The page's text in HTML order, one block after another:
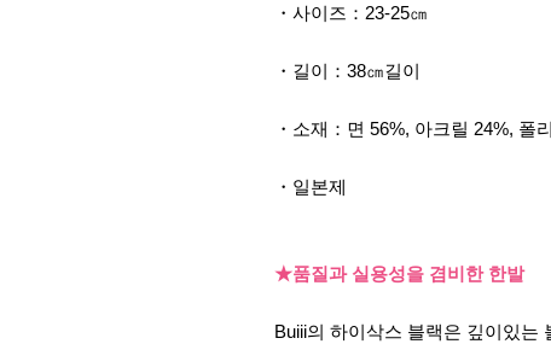
・사이즈：23-25㎝
・길이：38㎝길이
・소재：면 56%, 아크릴 24%, 폴
・일본제
★품질과 실용성을 겸비한 한발
Buiii의 하이삭스 블랙은 깊이있는